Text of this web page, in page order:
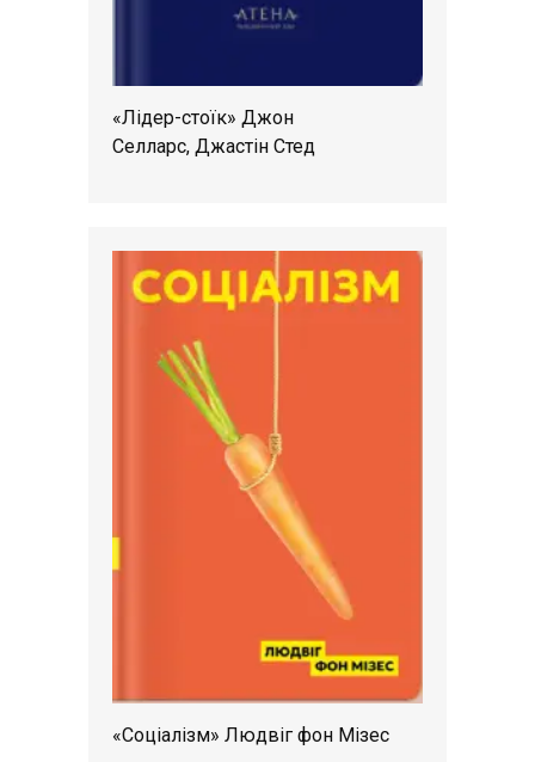
«Лідер-стоїк» Джон
Селларс, Джастін Стед
«Соціалізм» Людвіг фон Мізес